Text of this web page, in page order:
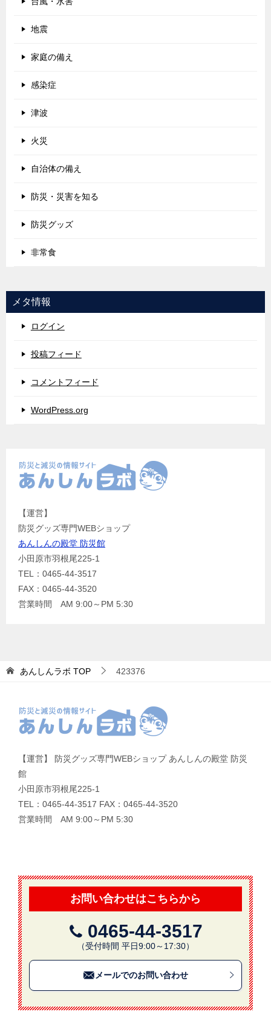
地震
家庭の備え
感染症
津波
火災
自治体の備え
防災・災害を知る
防災グッズ
非常食
メタ情報
ログイン
投稿フィード
コメントフィード
WordPress.org
【運営】
防災グッズ専門WEBショップ
あんしんの殿堂 防災館
小田原市羽根尾225-1
TEL：0465-44-3517
FAX：0465-44-3520
営業時間 AM 9:00～PM 5:30
あんしんラボ TOP 423376
【運営】 防災グッズ専門WEBショップ あんしんの殿堂 防災
館
小田原市羽根尾225-1
TEL：0465-44-3517 FAX：0465-44-3520
営業時間 AM 9:00～PM 5:30
お問い合わせはこちらから
0465-44-3517
（受付時間 平日9:00～17:30）
メールでのお問い合わせ